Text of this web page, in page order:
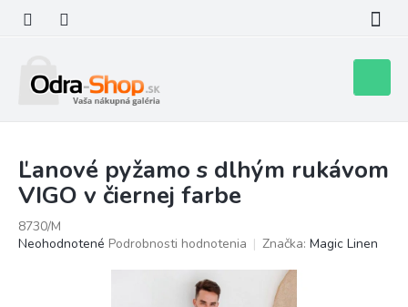
obsah
košík
Ľanové pyžamo s dlhým rukávom
VIGO v čiernej farbe
8730/M
Priemerné
Neohodnotené Podrobnosti hodnotenia Značka: Magic Linen